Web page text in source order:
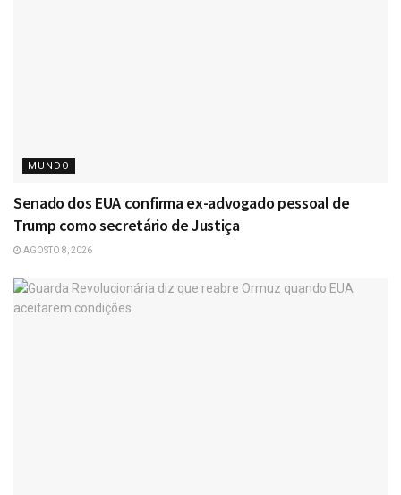
MUNDO
Senado dos EUA confirma ex-advogado pessoal de
Trump como secretário de Justiça
AGOSTO 8, 2026